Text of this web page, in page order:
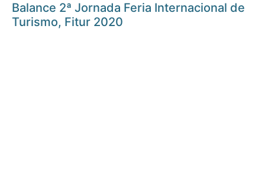
Balance 2ª Jornada Feria Internacional de
Turismo, Fitur 2020